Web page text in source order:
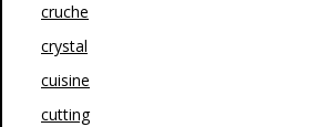
cruche
crystal
cuisine
cutting